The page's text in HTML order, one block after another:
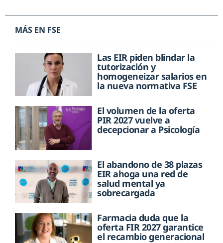
MÁS EN FSE
Las EIR piden blindar la
tutorización y
homogeneizar salarios en
la nueva normativa FSE
El volumen de la oferta
PIR 2027 vuelve a
decepcionar a Psicología
El abandono de 38 plazas
EIR ahoga una red de
salud mental ya
sobrecargada
Farmacia duda que la
oferta FIR 2027 garantice
el recambio generacional